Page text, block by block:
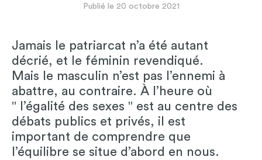
Publié le 20 octobre 2021
Jamais le patriarcat n’a été autant
décrié, et le féminin revendiqué.
Mais le masculin n’est pas l’ennemi à
abattre, au contraire. À l’heure où
" l’égalité des sexes " est au centre des
débats publics et privés, il est
important de comprendre que
l’équilibre se situe d’abord en nous.